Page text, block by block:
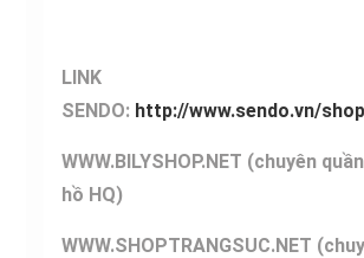
LINK
SENDO: http://www.sendo.vn/
WWW.BILYSHOP.NET (chuyên q
hồ HQ)
WWW.SHOPTRANGSUC.NET